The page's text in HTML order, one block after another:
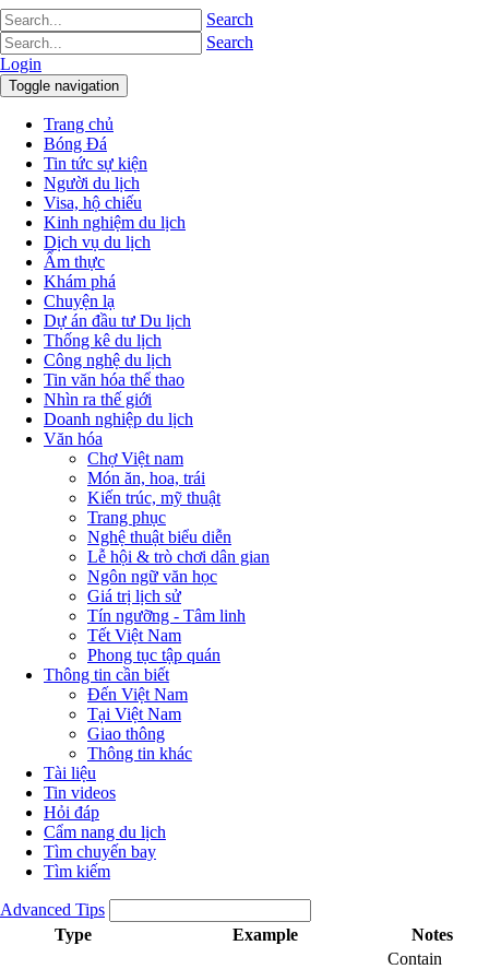
Search
Search
Login
Toggle navigation
Trang chủ
Bóng Đá
Tin tức sự kiện
Người du lịch
Visa, hộ chiếu
Kinh nghiệm du lịch
Dịch vụ du lịch
Ẩm thực
Khám phá
Chuyện lạ
Dự án đầu tư Du lịch
Thống kê du lịch
Công nghệ du lịch
Tin văn hóa thể thao
Nhìn ra thế giới
Doanh nghiệp du lịch
Văn hóa
Chợ Việt nam
Món ăn, hoa, trái
Kiến trúc, mỹ thuật
Trang phục
Nghệ thuật biểu diễn
Lễ hội & trò chơi dân gian
Ngôn ngữ văn học
Giá trị lịch sử
Tín ngưỡng - Tâm linh
Tết Việt Nam
Phong tục tập quán
Thông tin cần biết
Đến Việt Nam
Tại Việt Nam
Giao thông
Thông tin khác
Tài liệu
Tin videos
Hỏi đáp
Cẩm nang du lịch
Tìm chuyến bay
Tìm kiếm
Advanced Tips
Type
Example Notes
Contain